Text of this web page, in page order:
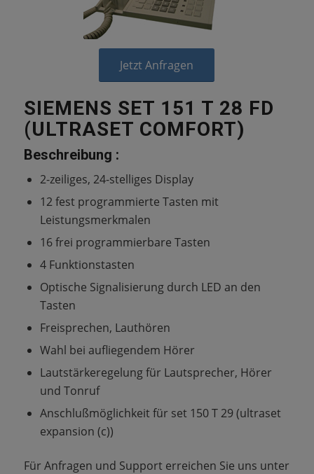
Jetzt Anfragen
SIEMENS SET 151 T 28 FD
(ULTRASET COMFORT)
Beschreibung :
2-zeiliges, 24-stelliges Display
12 fest programmierte Tasten mit
Leistungsmerkmalen
16 frei programmierbare Tasten
4 Funktionstasten
Optische Signalisierung durch LED an den
Tasten
Freisprechen, Lauthören
Wahl bei aufliegendem Hörer
Lautstärkeregelung für Lautsprecher, Hörer
und Tonruf
Anschlußmöglichkeit für set 150 T 29 (ultraset
expansion (c))
Für Anfragen und Support erreichen Sie uns unter